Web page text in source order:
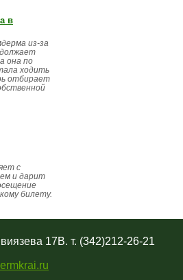
в
из-за
она по
ходить
отбирает
с
и дарит
билету.
17В. т. (342)212-26-21